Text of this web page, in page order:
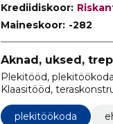
Krediidiskoor:
Maineskoor: -282
Aknad, uksed,
Plekitööd,
Klaasitööd,
plekitöökoda